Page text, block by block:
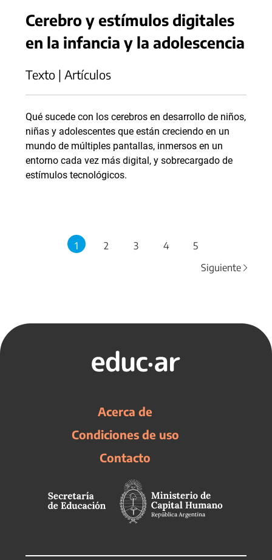
Cerebro y estímulos digitales
en la infancia y la adolescencia
Texto | Artículos
Qué sucede con los cerebros en desarrollo de niños,
niñas y adolescentes que están creciendo en un
mundo de múltiples pantallas, inmersos en un
entorno cada vez más digital, y sobrecargado de
estímulos tecnológicos.
1 2 3 4
5
Siguiente
Acerca de
Condiciones de uso
Contacto